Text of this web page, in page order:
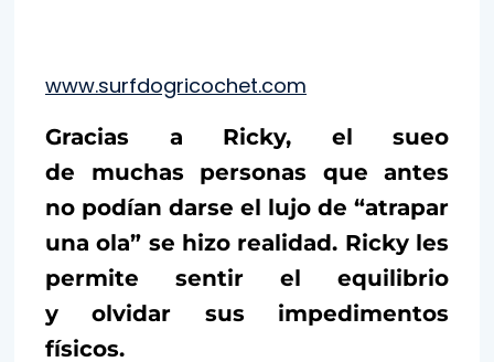
www.surfdogricochet.com
Gracias a Ricky, el sueo
de muchas personas que antes
no podían darse el lujo de “atrapar
una ola” se hizo realidad. Ricky les
permite sentir el equilibrio
y olvidar sus impedimentos
físicos.